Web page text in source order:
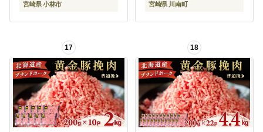
宮崎県 小林市 宮崎県 川南町
17 18